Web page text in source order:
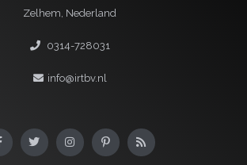
Zelhem, Nederland
0314-728031
info@irtbv.nl